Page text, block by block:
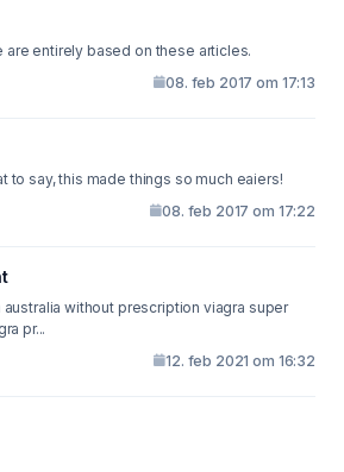
are entirely based on these articles.
08. feb 2017 om 17:13
to say, this made things so much eaiers!
08. feb 2017 om 17:22
without prescription viagra super
pills viagra pr...
12. feb 2021 om 16:32